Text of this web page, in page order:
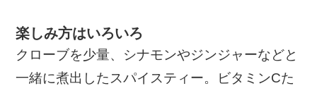
楽しみ方はいろいろ
クローブを少量、シナモンやジンジャーなどと
一緒に煮出したスパイスティー。ビタミンCた